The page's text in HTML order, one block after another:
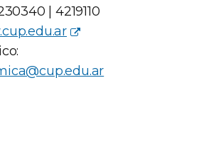
| 4219110